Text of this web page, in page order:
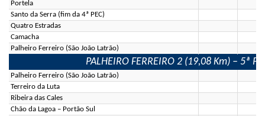
Portela
Santo da Serra (fim da 4ª PEC)
Quatro Estradas
Camacha
Palheiro Ferreiro (São João Latrão)
PALHEIRO FERREIRO 2 (19,08 Km) – 5ª
Palheiro Ferreiro (São João Latrão)
Terreiro da Luta
Ribeira das Cales
Chão da Lagoa – Portão Sul